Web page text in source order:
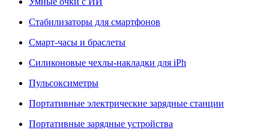
Стабилизаторы для смартфонов
Смарт-часы и браслеты
Силиконовые чехлы-накладки для iPh
Пульсоксиметры
Портативные электрические зарядные станции
Портативные зарядные устройства